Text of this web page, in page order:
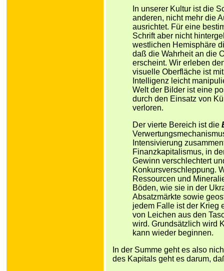
In unserer Kultur ist die
anderen, nicht mehr die
ausrichtet. Für eine
Schrift aber nicht
westlichen Hemisphäre
daß die Wahrheit an die
erscheint. Wir erleben
visuelle Oberfläche ist
Intelligenz leicht
Welt der Bilder ist eine
durch den Einsatz von
verloren.
Der vierte Bereich ist die
Intensivierung
Finanzkapitalismus, in
Gewinn verschlechtert
Konkursverschleppung.
Ressourcen und
Böden, wie sie in der
Absatzmärkte sowie
jedem Falle ist der Krieg
von Leichen aus den
wird. Grundsätzlich wird
kann wieder beginnen.
In der Summe geht es also
des Kapitals geht es darum,